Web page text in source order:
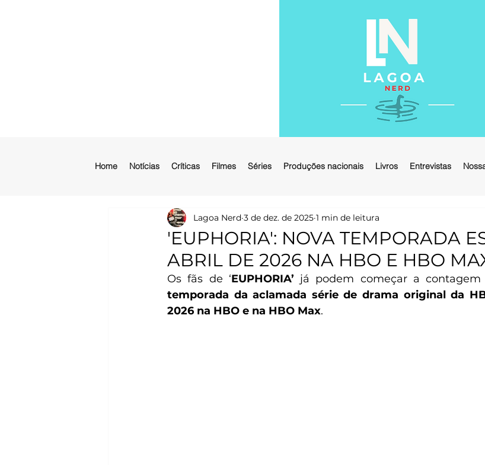
Home Notícias Críticas Filmes Séries Produções nacionais Livros Entrevistas
'EUPHORIA': NOVA TEMPORADA
ABRIL DE 2026 NA HBO E HBO
Lagoa Nerd 3 de dez. de 2025 1 min de leitura
Os fãs de ‘EUPHORIA’ já podem começar a contagem
temporada da aclamada série de drama original da
2026 na HBO e na HBO Max.